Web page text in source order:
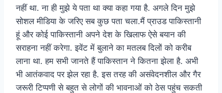
नहीं था. ना ही मुझे ये पता था क्या कहा गया है. अगले दिन मुझे
सोशल मीडिया के जरिए सब कुछ पता चला.मैं प्राउड पाकिस्तानी
हूं और कोई पाकिस्तानी अपने देश के खिलाफ ऐसे बयान की
सराहना नहीं करेगा. इवेंट में बुलाने का मतलब दिलों को करीब
लाना था. हम सभी जानते हैं पाकिस्तान ने कितना झेला है. अभी
भी आतंकवाद पर झेल रहा है. इस तरह की असंवेदनशील और गैर
जरूरी टिप्पणी से बहुत से लोगों की भावनाओं को ठेस पहुंच सकती